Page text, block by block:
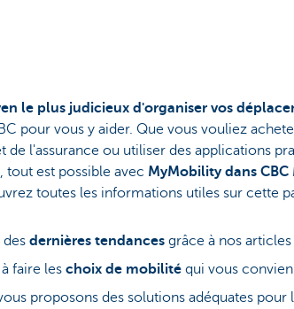
le plus judicieux d'organiser vos
pour vous y aider. Que vous vouliez
de l'assurance ou utiliser des applications
est possible avec MyMobility dans CBC
toutes les informations utiles sur cette
des dernières tendances grâce à nos articles
faire les choix de mobilité qui vous
proposons des solutions adéquates pour